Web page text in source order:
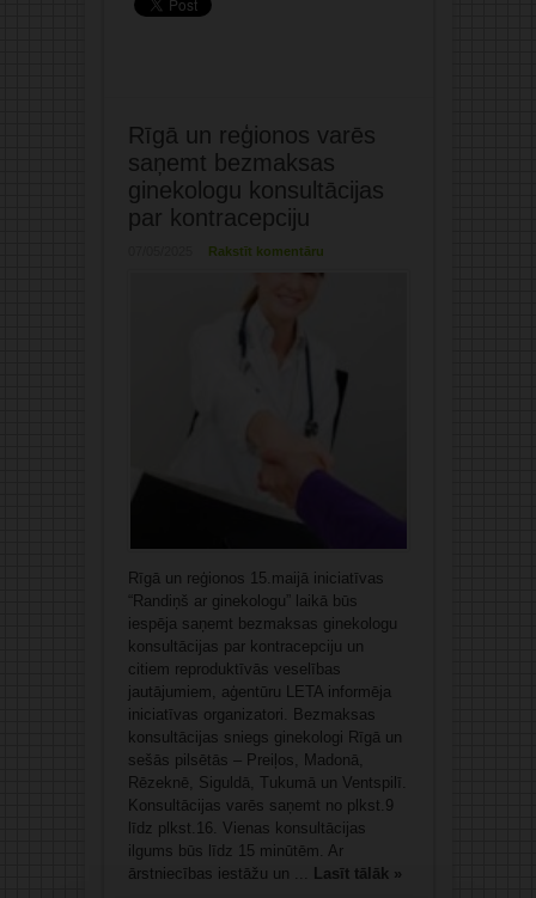
Rīgā un reģionos varēs
saņemt bezmaksas
ginekologu konsultācijas
par kontracepciju
Rakstīt komentāru
Rīgā un reģionos 15.maijā iniciatīvas
“Randiņš ar ginekologu” laikā būs
iespēja saņemt bezmaksas ginekologu
konsultācijas par kontracepciju un
citiem reproduktīvās veselības
jautājumiem, aģentūru LETA informēja
iniciatīvas organizatori. Bezmaksas
konsultācijas sniegs ginekologi Rīgā un
sešās pilsētās – Preiļos, Madonā,
Rēzeknē, Siguldā, Tukumā un Ventspilī.
Konsultācijas varēs saņemt no plkst.9
līdz plkst.16. Vienas konsultācijas
ilgums būs līdz 15 minūtēm. Ar
ārstniecības iestāžu un ... Lasīt tālāk »